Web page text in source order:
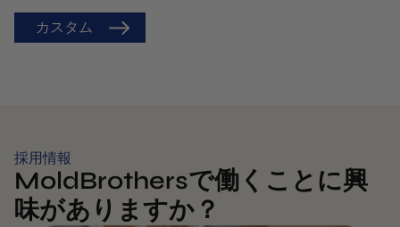
カスタム
採用情報
MoldBrothersで働くことに興
味がありますか？